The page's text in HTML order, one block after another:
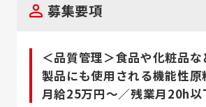
募集要項
＜品質管理＞食品や化粧品
製品にも使用される機能性原
月給25万円～／残業月20h